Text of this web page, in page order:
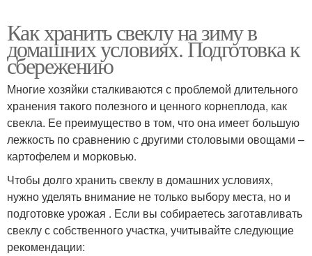
Как хранить свеклу на зиму в
домашних условиях. Подготовка к
сбережению
Многие хозяйки сталкиваются с проблемой длительного
хранения такого полезного и ценного корнеплода, как
свекла. Ее преимущество в том, что она имеет большую
лежкость по сравнению с другими столовыми овощами –
картофелем и морковью.
Чтобы долго хранить свеклу в домашних условиях,
нужно уделять внимание не только выбору места, но и
подготовке урожая . Если вы собираетесь заготавливать
свеклу с собственного участка, учитывайте следующие
рекомендации: